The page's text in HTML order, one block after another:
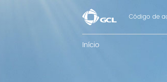
Código de
Início